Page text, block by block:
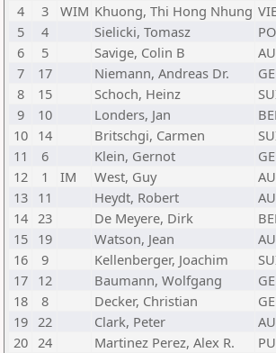
4
3 WIM Khuong, Thi Hong Nhung
5
4 Sielicki, Tomasz
6
5 Savige, Colin B
7
17 Niemann, Andreas Dr.
8
15 Schoch, Heinz
9
10 Londers, Jan
10 14 Britschgi, Carmen
11
6 Klein, Gernot
12
1 IM West, Guy
13 11 Heydt, Robert
14 23 De Meyere, Dirk
15 19 Watson, Jean
16
9 Kellenberger, Joachim
17 12 Baumann, Wolfgang
18
8 Decker, Christian
19 22 Clark, Peter
20 24 Martinez Perez, Alex R.